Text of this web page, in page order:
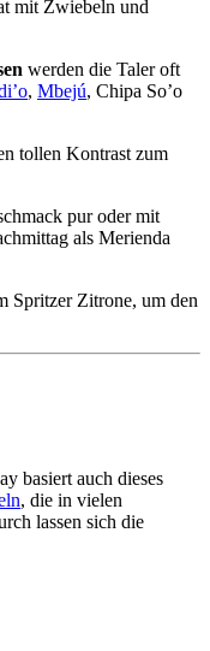
mit Zwiebeln und
werden die Taler oft
, Mbejú, Chipa So’o
tollen Kontrast zum
pur oder mit
als Merienda
Spritzer Zitrone, um den
basiert auch dieses
, die in vielen
lassen sich die